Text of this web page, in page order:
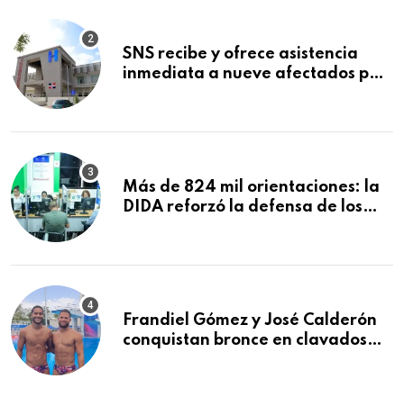
SNS recibe y ofrece asistencia
inmediata a nueve afectados por
Macorís
Más de 824 mil orientaciones: la
DIDA reforzó la defensa de los
Frandiel Gómez y José Calderón
conquistan bronce en clavados